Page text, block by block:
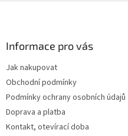
Informace pro vás
Jak nakupovat
Obchodní podmínky
Podmínky ochrany osobních údajů
Doprava a platba
Kontakt, otevírací doba